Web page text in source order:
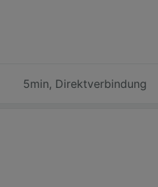
5min, Direktverbindung